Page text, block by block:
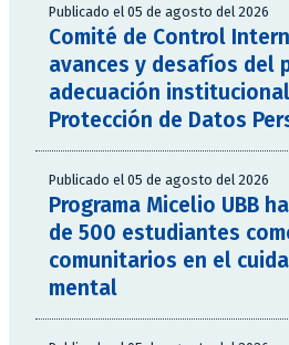
Publicado el 05 de agosto del 2026
Comité de Control
avances y desafíos del
adecuación
Protección de Datos
Publicado el 05 de agosto del 2026
Programa Micelio UBB
de 500 estudiantes
comunitarios en el
mental